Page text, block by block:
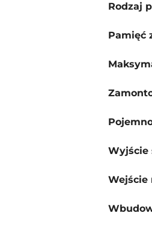
Rodzaj
Pamięć
Wyjście
Wejście